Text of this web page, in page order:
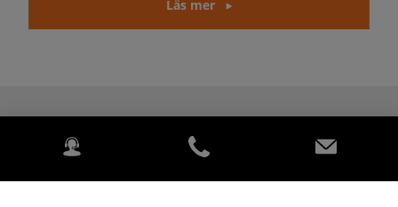
Läs mer